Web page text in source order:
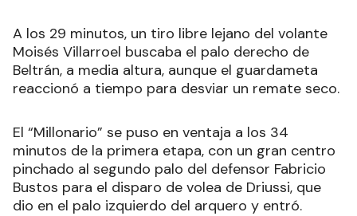
A los 29 minutos, un tiro libre lejano del volante
Moisés Villarroel buscaba el palo derecho de
Beltrán, a media altura, aunque el guardameta
reaccionó a tiempo para desviar un remate seco.
El “Millonario” se puso en ventaja a los 34
minutos de la primera etapa, con un gran centro
pinchado al segundo palo del defensor Fabricio
Bustos para el disparo de volea de Driussi, que
dio en el palo izquierdo del arquero y entró.